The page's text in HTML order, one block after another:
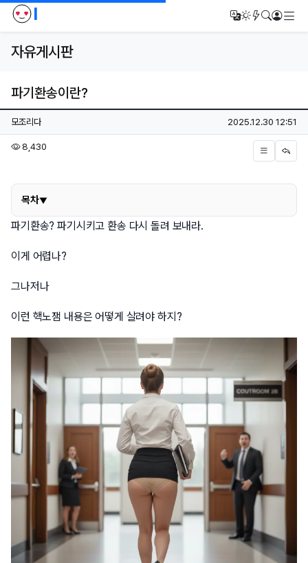
I 번역다크모드
새글/새댓글
검색로그인
자유게시판
파기환송이란?
페이지 정보
작성자
모조리다 작성일
2025.12.30 12:51
8,430
본문
목차
파기환송? 파기시키고 환송 다시 돌려 보내라.
이게 어렵나?
그나저나
이런 핵노잼 내용은 어떻게 살려야 하지?